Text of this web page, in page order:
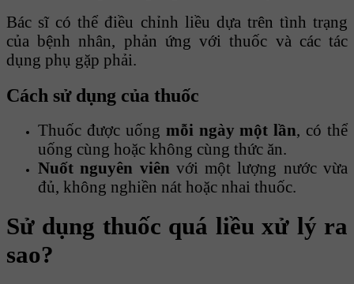
Bác sĩ có thể điều chỉnh liều dựa trên tình trạng
của bệnh nhân, phản ứng với thuốc và các tác
dụng phụ gặp phải.
Cách sử dụng của thuốc
Thuốc được uống mỗi ngày một lần, có thể
uống cùng hoặc không cùng thức ăn.
Nuốt nguyên viên với một lượng nước vừa
đủ, không nghiền nát hoặc nhai thuốc.
Sử dụng thuốc quá liều xử lý ra
sao?